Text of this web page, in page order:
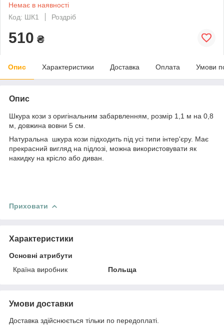
Немає в наявності
Код: ШК1
Роздріб
510 ₴
Опис Характеристики Доставка Оплата Умови
Опис
Шкура кози з оригінальним забарвленням, розмір 1,1 м на 0,8
м, довжина вовни 5 см.
Натуральна шкура кози підходить під усі типи інтер'єру. Має
прекрасний вигляд на підлозі, можна використовувати як
накидку на крісло або диван.
Приховати
Характеристики
Основні атрибути
Країна виробник
Польща
Умови доставки
Доставка здійснюється тільки по передоплаті.